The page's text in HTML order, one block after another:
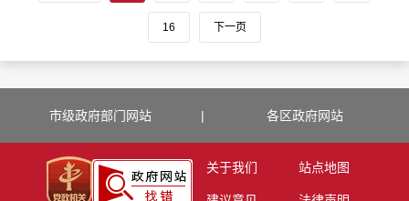
16 下一页
市级政府部门网站 | 各区政府网站
关于我们 站点地图